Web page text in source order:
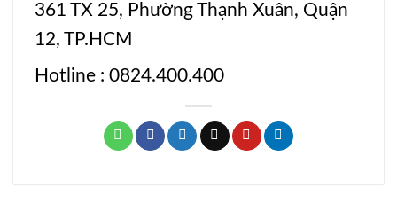
361 TX 25, Phường Thạnh Xuân, Quận
12, TP.HCM
Hotline : 0824.400.400